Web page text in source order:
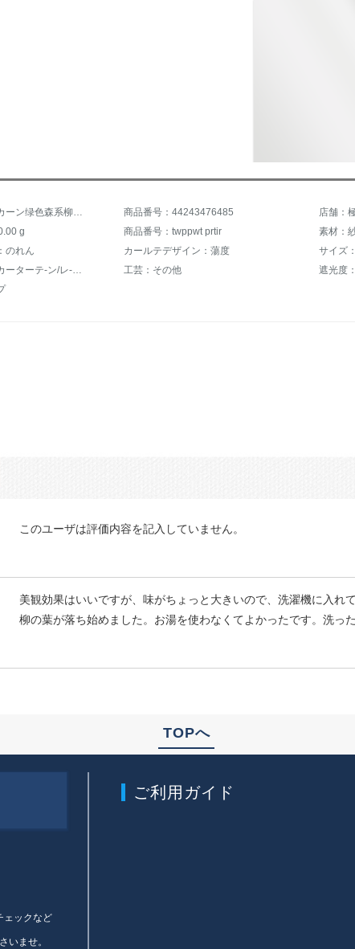
商品名：オーダカーン绿色森系柳叶カーラーテンンンンンテルテルテルシリーズシリーズシリーズシリーズシリーズシリーズシリーズシリーズシリーズシリーズシリーズシリーズシリーズシリーズシリーズシリーズシリーズシリーズシリーズシリーズシリーズシリーズシリーズシリーズシリーズシリーズシリーズシリーズシリーズシリーズシリーズシリーズシリーズシリーズシリーズシリーズシリーズシリーズシリーズシリーズシリーズシリーズシリーズシリーズシリーズシリーズシリーズシリーズシリーズシリーズシリーズシリーズシリーズシリーズシリーズシリーズシリーズシリーズシリーズシリーズシリーズシリーズシリーズシリーズシリーズシリーズシリーズシリーズシリーズシリーズシリーズシリーズシリーズシリーズシリーズシリーズシリーズ 商品番号：44243476485
店舗：
g
商品番号：twppwt prtir
素材：
のれん
カールテデザイン：蕩度
サイズ
ジャンル：既制カーターテ-ン/レ-スカーンテ-ン
工芸：その他
遮光度
このユーザは評価内容を記入していません。
美観効果はいいですが、味がちょっと大きいので、洗濯機に入れ
柳の葉が落ち始めました。お湯を使わなくてよかったです。洗っ
TOPへ
ェックなど
いませ。
ご利用ガイド